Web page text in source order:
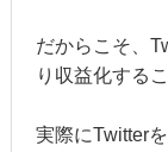
だからこそ、
り収益化する
実際にTwitter